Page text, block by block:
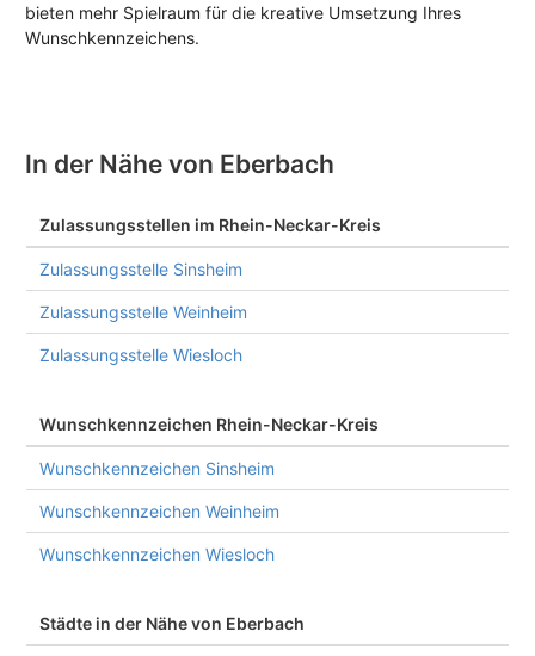
bieten mehr Spielraum für die kreative Umsetzung Ihres
Wunschkennzeichens.
In der Nähe von Eberbach
Zulassungsstellen im Rhein-Neckar-Kreis
Zulassungsstelle Sinsheim
Zulassungsstelle Weinheim
Zulassungsstelle Wiesloch
Wunschkennzeichen Rhein-Neckar-Kreis
Wunschkennzeichen Sinsheim
Wunschkennzeichen Weinheim
Wunschkennzeichen Wiesloch
Städte in der Nähe von Eberbach